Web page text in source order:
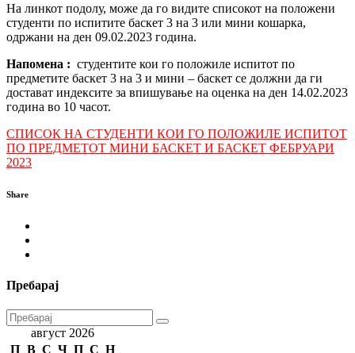
На линкот подолу, може да го видите списокот на положени
студенти по испитите баскет 3 на 3 или мини кошарка,
одржани на ден 09.02.2023 година.
Напомена : студентите кои го положиле испитот по
предметите баскет 3 на 3 и мини – баскет се должни да ги
достават индексите за впишување на оценка на ден 14.02.2023
година во 10 часот.
СПИСОК НА СТУДЕНТИ КОИ ГО ПОЛОЖИЛЕ ИСПИТОТ
ПО ПРЕДМЕТОТ МИНИ БАСКЕТ И БАСКЕТ ФЕБРУАРИ
2023
Share
Пребарај
август 2026
П В С Ч П С Н